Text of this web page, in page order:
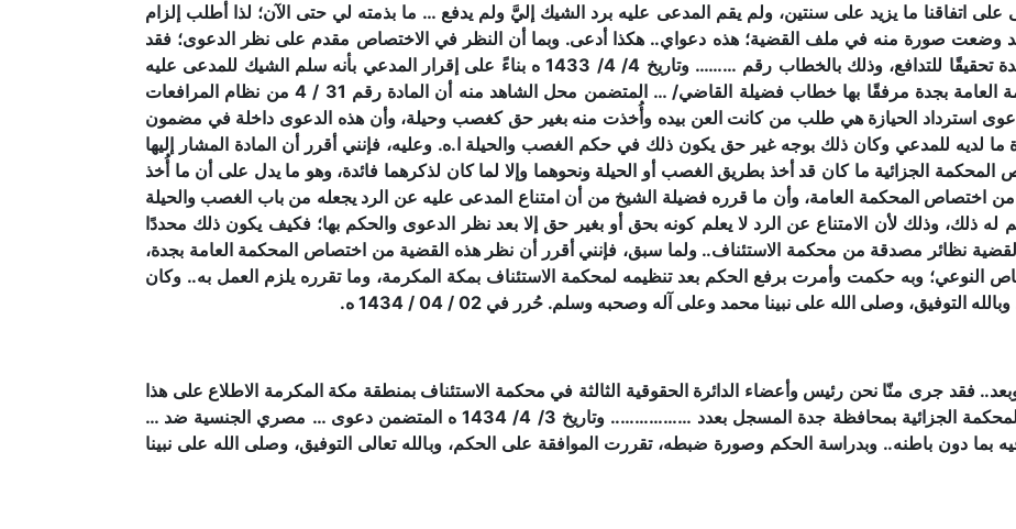
اتفاقنا ما يزيد على سنتين، ولم يقم المدعى عليه برد الشيك إليَّ ولم يدفع … ما بذمته لي حتى الآن؛ لذا أطلب إلزام
وضعت صورة منه في ملف القضية؛ هذه دعواي.. هكذا أدعى. وبما أن النظر في الاختصاص مقدم على نظر الدعوى؛ فقد
جرى مني إحالة المعاملة للمحكمة العامة بجدة تحقيقًا للتدافع، وذلك بالخطاب رقم ……… وتاريخ 4/ 4/ 1433 ه بناءً على إقرار المدعي بأنه سلم الشيك للمدعى عليه
برضاه واختياره، وعادت المعاملة من المحكمة العامة بجدة مرفقًا بها خطاب فضيلة القاضي/ … المتضمن محل الشاهد منه أن المادة رقم 31 / 4 من نظام المرافعات
دعوى استرداد الحيازة هي طلب من كانت العن بيده وأُخذت منه بغير حق كغصب وحيلة، وأن هذه الدعوى داخلة في مضمون
ما لديه للمدعي وكان ذلك بوجه غير حق يكون ذلك في حكم الغصب والحيلة ا.ه. وعليه، فإنني أقرر أن المادة المشار إليها
يخص المحكمة الجزائية ما كان قد أخذ بطريق الغصب أو الحيلة ونحوهما وإلا لما كان لذكرهما فائدة، وهو ما يدل على أن ما أُخذ
من اختصاص المحكمة العامة، وأن ما قرره فضيلة الشيخ من أن امتناع المدعى عليه عن الرد يجعله من باب الغصب والحيلة
ذلك، وذلك لأن الامتناع عن الرد لا يعلم كونه بحق أو بغير حق إلا بعد نظر الدعوى والحكم بها؛ فكيف يكون ذلك محددًا
نظائر مصدقة من محكمة الاستئناف.. ولما سبق، فإنني أقرر أن نظر هذه القضية من اختصاص المحكمة العامة بجدة،
وبه حكمت وأمرت برفع الحكم بعد تنظيمه لمحكمة الاستئناف بمكة المكرمة، وما تقرره يلزم العمل به.. وكان
التوفيق، وصلى الله على نبينا محمد وعلى آله وصحبه وسلم. حُرر في 02 / 04 / 1434 ه.
فقد جرى منّا نحن رئيس وأعضاء الدائرة الحقوقية الثالثة في محكمة الاستئناف بمنطقة مكة المكرمة الاطلاع على هذا
الصك الصادر عن فضيلة الشيخ … القاضي بالمحكمة الجزائية بمحافظة جدة المسجل بعدد …………….. وتاريخ 3/ 4/ 1434 ه المتضمن دعوى … مصري الجنسية ضد …
بما دون باطنه.. وبدراسة الحكم وصورة ضبطه، تقررت الموافقة على الحكم، وبالله تعالى التوفيق، وصلى الله على نبينا